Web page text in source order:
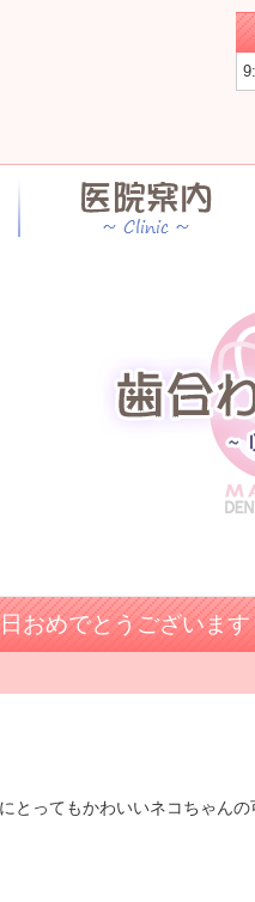
おめでとうございま
とってもかわいいネコちゃん